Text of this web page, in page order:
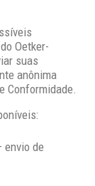
Oetker-
suas
anônima
Conformidade.
envio de